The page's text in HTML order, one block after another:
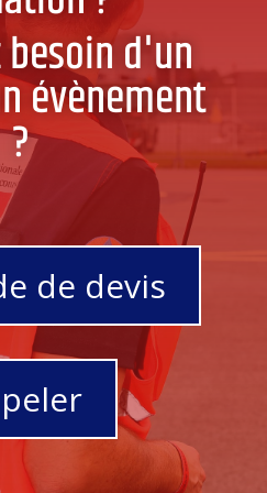
besoin d'un
évènement
?
de devis